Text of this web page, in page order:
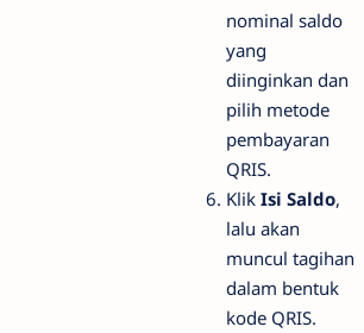
nominal saldo
yang
diinginkan dan
pilih metode
pembayaran
QRIS.
Klik Isi Saldo,
lalu akan
muncul tagihan
dalam bentuk
kode QRIS.